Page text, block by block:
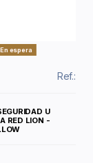
En espera
Ref.:
U
RED LION -